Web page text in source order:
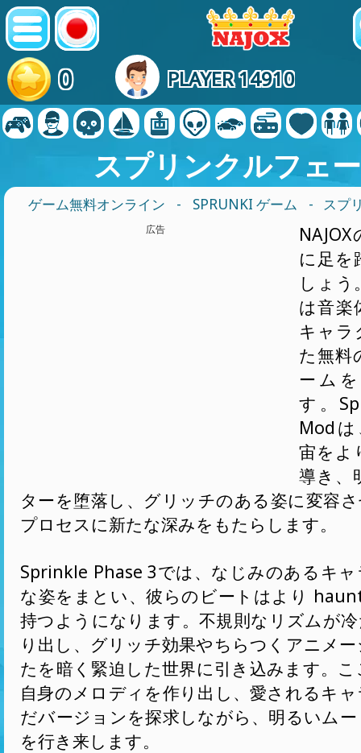
0 PLAYER 14910
スプリンクルフェ
ゲーム無料オンライン - SPRUNKI ゲーム - スプ
広告
に足を
しょ
は音楽
キャラ
た無料
ーム
す。
Mod
宙をよ
導き、
ターを堕落し、グリッチのある姿に変容
プロセスに新たな深みをもたらします。
Sprinkle Phase 3では、なじみのあるキ
な姿をまとい、彼らのビートはより
持つようになります。不規則なリズムが
り出し、グリッチ効果やちらつくアニメ
たを暗く緊迫した世界に引き込みます。
自身のメロディを作り出し、愛されるキ
だバージョンを探求しながら、明るいム
を行き来します。